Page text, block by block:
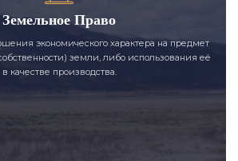
Земельное Право
экономического характера на предмет
земли, либо использования её
в качестве производства.